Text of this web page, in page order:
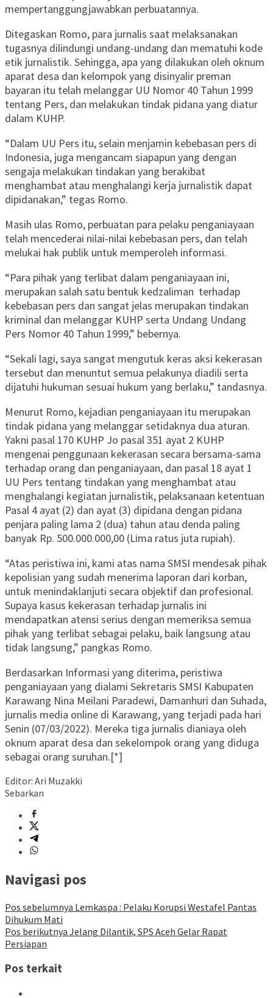
mempertanggungjawabkan perbuatannya.
Ditegaskan Romo, para jurnalis saat melaksanakan
tugasnya dilindungi undang-undang dan mematuhi kode
etik jurnalistik. Sehingga, apa yang dilakukan oleh oknum
aparat desa dan kelompok yang disinyalir preman
bayaran itu telah melanggar UU Nomor 40 Tahun 1999
tentang Pers, dan melakukan tindak pidana yang diatur
dalam KUHP.
“Dalam UU Pers itu, selain menjamin kebebasan pers di
Indonesia, juga mengancam siapapun yang dengan
sengaja melakukan tindakan yang berakibat
menghambat atau menghalangi kerja jurnalistik dapat
dipidanakan,” tegas Romo.
Masih ulas Romo, perbuatan para pelaku penganiayaan
telah mencederai nilai-nilai kebebasan pers, dan telah
melukai hak publik untuk memperoleh informasi.
“Para pihak yang terlibat dalam penganiayaan ini,
merupakan salah satu bentuk kedzaliman terhadap
kebebasan pers dan sangat jelas merupakan tindakan
kriminal dan melanggar KUHP serta Undang Undang
Pers Nomor 40 Tahun 1999,” bebernya.
“Sekali lagi, saya sangat mengutuk keras aksi kekerasan
tersebut dan menuntut semua pelakunya diadili serta
dijatuhi hukuman sesuai hukum yang berlaku,” tandasnya.
Menurut Romo, kejadian penganiayaan itu merupakan
tindak pidana yang melanggar setidaknya dua aturan.
Yakni pasal 170 KUHP Jo pasal 351 ayat 2 KUHP
mengenai penggunaan kekerasan secara bersama-sama
terhadap orang dan penganiayaan, dan pasal 18 ayat 1
UU Pers tentang tindakan yang menghambat atau
menghalangi kegiatan jurnalistik, pelaksanaan ketentuan
Pasal 4 ayat (2) dan ayat (3) dipidana dengan pidana
penjara paling lama 2 (dua) tahun atau denda paling
banyak Rp. 500.000.000,00 (Lima ratus juta rupiah).
“Atas peristiwa ini, kami atas nama SMSI mendesak pihak
kepolisian yang sudah menerima laporan dari korban,
untuk menindaklanjuti secara objektif dan profesional.
Supaya kasus kekerasan terhadap jurnalis ini
mendapatkan atensi serius dengan memeriksa semua
pihak yang terlibat sebagai pelaku, baik langsung atau
tidak langsung,” pangkas Romo.
Berdasarkan Informasi yang diterima, peristiwa
penganiayaan yang dialami Sekretaris SMSI Kabupaten
Karawang Nina Meilani Paradewi, Damanhuri dan Suhada,
jurnalis media online di Karawang, yang terjadi pada hari
Senin (07/03/2022). Mereka tiga jurnalis dianiaya oleh
oknum aparat desa dan sekelompok orang yang diduga
sebagai orang suruhan.[*]
Editor: Ari Muzakki
Sebarkan
Navigasi pos
Pos sebelumnya Lemkaspa : Pelaku Korupsi Westafel Pantas
Dihukum Mati
Pos berikutnya Jelang Dilantik, SPS Aceh Gelar Rapat
Persiapan
Pos terkait